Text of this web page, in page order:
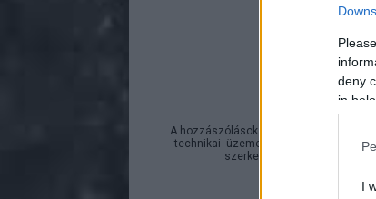
deny
in
I
https://
A hozzászólások a
technikai üzemeltetője semmilyen
szerkesztőjéhez. Részletek a